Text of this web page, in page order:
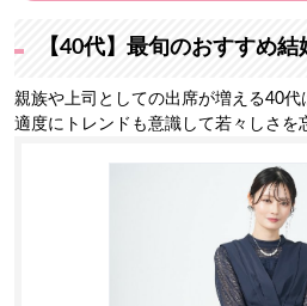
【40代】最旬のおすすめ
親族や上司としての出席が増える40代
適度にトレンドも意識して若々しさを